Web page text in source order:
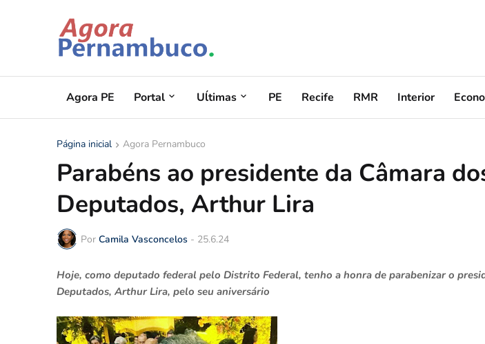
Agora PE Portal Uĺtimas PE Recife RMR Interior
Página inicial Agora Pernambuco
Parabéns ao presidente da Câmara
Deputados, Arthur Lira
Por Camila Vasconcelos - 25.6.24
Hoje, como deputado federal pelo Distrito Federal, tenho a honra de parabenizar o
Deputados, Arthur Lira, pelo seu aniversário